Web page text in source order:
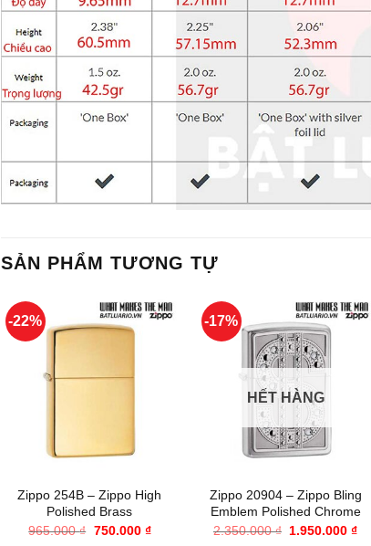
SẢN PHẨM TƯƠNG TỰ
-22%
Zippo 254B – Zippo High
Polished Brass
965.000₫ Giá
750.000 ₫Giá
-17%
HẾT HÀNG
Zippo 20904 – Zippo Bling
Emblem Polished Chrome
2.350.000₫ Giá
1.950.000₫Giá